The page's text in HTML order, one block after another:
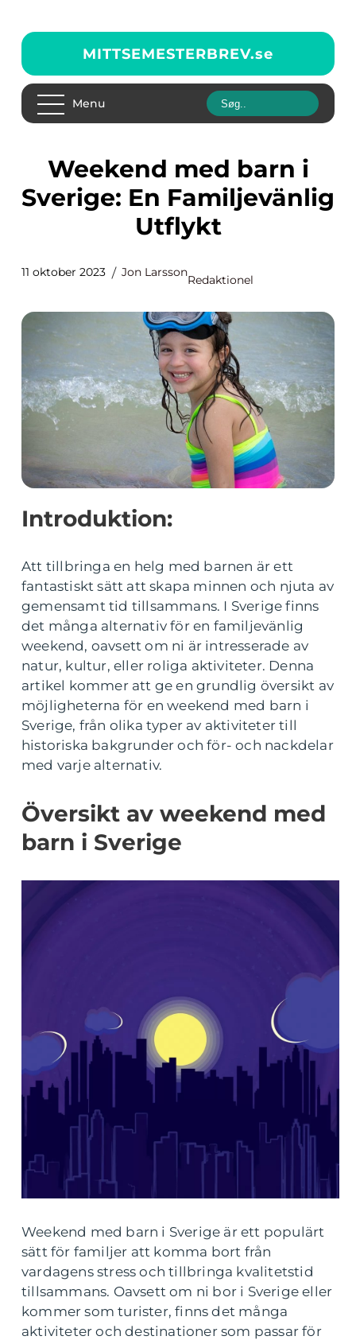
MITTSEMESTERBREV.se
Menu
Weekend med barn i
Sverige: En Familjevänlig
Utflykt
11 oktober 2023 Jon Larsson
Redaktionel
Introduktion:
Att tillbringa en helg med barnen är ett
fantastiskt sätt att skapa minnen och njuta av
gemensamt tid tillsammans. I Sverige finns
det många alternativ för en familjevänlig
weekend, oavsett om ni är intresserade av
natur, kultur, eller roliga aktiviteter. Denna
artikel kommer att ge en grundlig översikt av
möjligheterna för en weekend med barn i
Sverige, från olika typer av aktiviteter till
historiska bakgrunder och för- och nackdelar
med varje alternativ.
Översikt av weekend med
barn i Sverige
Weekend med barn i Sverige är ett populärt
sätt för familjer att komma bort från
vardagens stress och tillbringa kvalitetstid
tillsammans. Oavsett om ni bor i Sverige eller
kommer som turister, finns det många
aktiviteter och destinationer som passar för